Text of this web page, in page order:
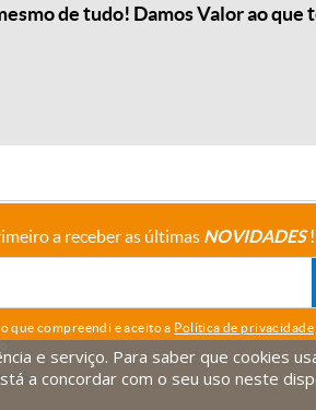
de tudo! Damos Valor ao que
A empresa
Parceiros
a receber as últimas NOVIDADES!
que compreendi e aceito a Política de privacidade
e serviço. Para saber que cookies
a concordar com o seu uso neste